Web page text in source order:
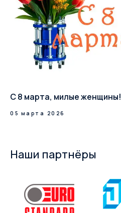
С 8 марта, милые женщины!
05 марта 2026
Наши партнёры